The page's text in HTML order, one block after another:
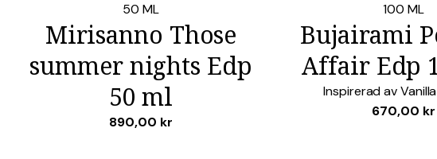
50 ML
Mirisanno Those
summer nights Edp
50 ml
890,00 kr
100 ML
Bujairami
Affair Edp
Inspirerad av
670,00 kr